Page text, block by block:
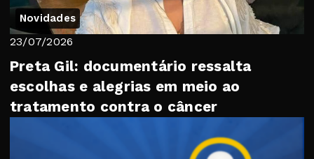
Novidades
23/07/2026
Preta Gil: documentário ressalta
escolhas e alegrias em meio ao
tratamento contra o câncer